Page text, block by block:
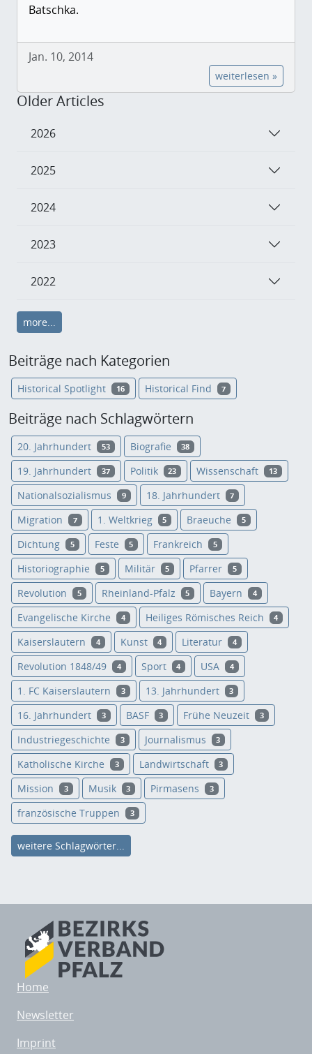
Batschka.
Jan. 10, 2014
weiterlesen »
Older Articles
2026
2025
2024
2023
2022
more...
Beiträge nach Kategorien
Historical Spotlight 16 Historical Find 7
Beiträge nach Schlagwörtern
20. Jahrhundert 53 Biografie 38
19. Jahrhundert 37 Politik 23 Wissenschaft 13
Nationalsozialismus 9 18. Jahrhundert 7
Migration 7 1. Weltkrieg 5 Braeuche 5
Dichtung 5 Feste 5 Frankreich 5
Historiographie 5 Militär 5 Pfarrer 5
Revolution 5 Rheinland-Pfalz 5 Bayern 4
Evangelische Kirche 4 Heiliges Römisches Reich 4
Kaiserslautern 4 Kunst 4 Literatur 4
Revolution 1848/49 4 Sport 4 USA 4
1. FC Kaiserslautern 3 13. Jahrhundert 3
16. Jahrhundert 3 BASF 3 Frühe Neuzeit 3
Industriegeschichte 3 Journalismus 3
Katholische Kirche 3 Landwirtschaft 3
Mission 3 Musik 3 Pirmasens 3
französische Truppen 3
weitere Schlagwörter...
Home
Newsletter
Imprint